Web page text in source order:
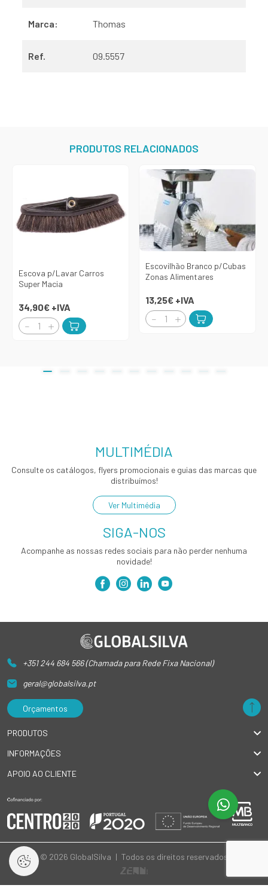
Marca: Thomas
Ref. 09.5557
PRODUTOS RELACIONADOS
Escova p/Lavar Carros
Super Macia
34,90€ +IVA
Escovilhão Branco p/Cubas
Zonas Alimentares
13,25€ +IVA
MULTIMÉDIA
Consulte os catálogos, flyers promocionais e guias das marcas que
distribuímos!
Ver Multimédia
SIGA-NOS
Acompanhe as nossas redes sociais para não perder nenhuma
novidade!
+351 244 684 566 (Chamada para Rede Fixa Nacional)
geral@globalsilva.pt
Orçamentos
PRODUTOS
INFORMAÇÕES
APOIO AO CLIENTE
© 2026 GlobalSilva | Todos os direitos reservados